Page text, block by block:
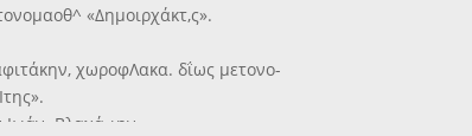
«Δημοιρχάκτ,ς».
χωροφΛακα. δΐως μετονο-
Ιωάν. Βλαχά-ιην